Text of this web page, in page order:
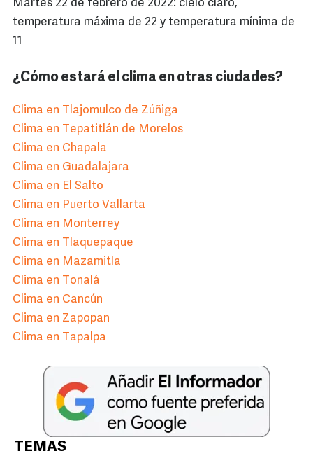
Martes 22 de febrero de 2022: cielo claro,
temperatura máxima de 22 y temperatura mínima de
11
¿Cómo estará el clima en otras ciudades?
Clima en Tlajomulco de Zúñiga
Clima en Tepatitlán de Morelos
Clima en Chapala
Clima en Guadalajara
Clima en El Salto
Clima en Puerto Vallarta
Clima en Monterrey
Clima en Tlaquepaque
Clima en Mazamitla
Clima en Tonalá
Clima en Cancún
Clima en Zapopan
Clima en Tapalpa
TEMAS